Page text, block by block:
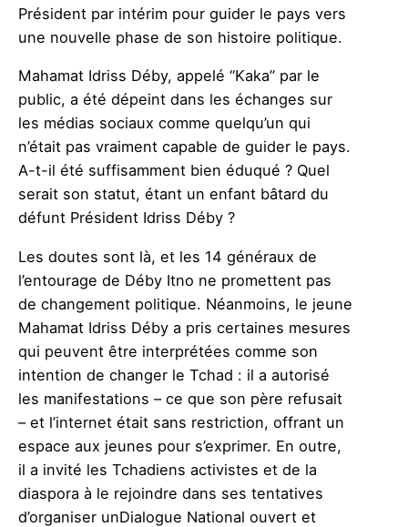
Président par intérim pour guider le pays vers
une nouvelle phase de son histoire politique.
Mahamat Idriss Déby, appelé “Kaka” par le
public, a été dépeint dans les échanges sur
les médias sociaux comme quelqu’un qui
n’était pas vraiment capable de guider le pays.
A-t-il été suffisamment bien éduqué ? Quel
serait son statut, étant un enfant bâtard du
défunt Président Idriss Déby ?
Les doutes sont là, et les 14 généraux de
l’entourage de Déby Itno ne promettent pas
de changement politique. Néanmoins, le jeune
Mahamat Idriss Déby a pris certaines mesures
qui peuvent être interprétées comme son
intention de changer le Tchad : il a autorisé
les manifestations – ce que son père refusait
– et l’internet était sans restriction, offrant un
espace aux jeunes pour s’exprimer. En outre,
il a invité les Tchadiens activistes et de la
diaspora à le rejoindre dans ses tentatives
d’organiser unDialogue National ouvert et